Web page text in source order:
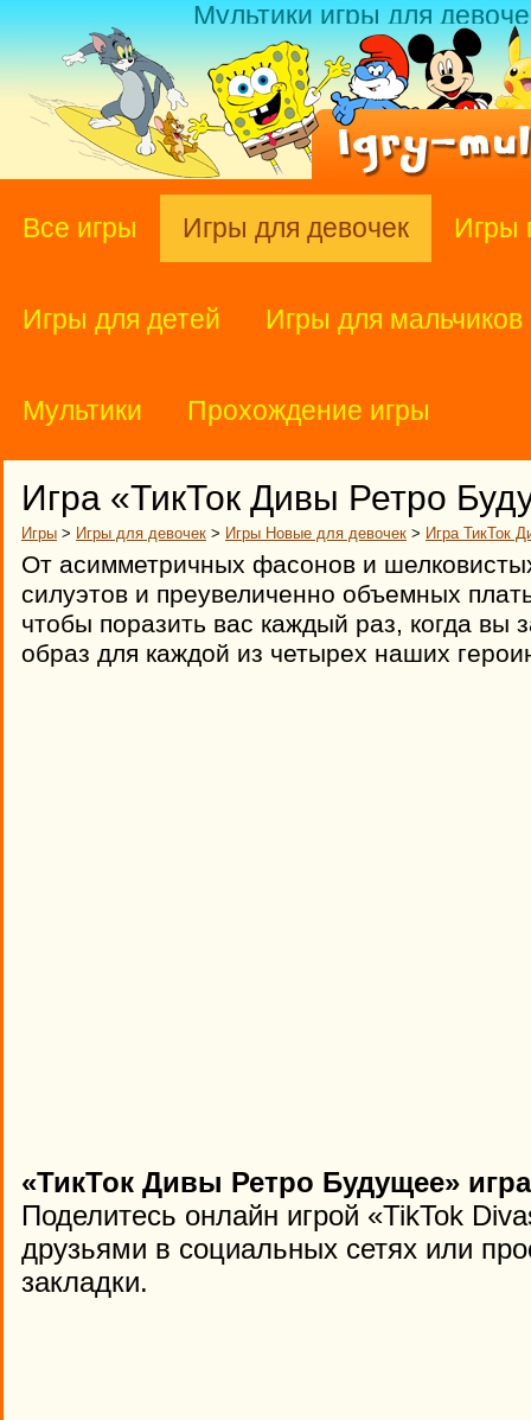
Мультики игры для
Все игры Игры для девочек Игры
Игры для детей Игры для мальчиков
Мультики Прохождение игры
Игра «ТикТок Дивы Ретро
Игры > Игры для девочек > Игры Новые для девочек > Игра ТикТок
От асимметричных фасонов и
силуэтов и преувеличенно объемных
чтобы поразить вас каждый раз, когда вы
образ для каждой из четырех наших
«ТикТок Дивы Ретро Будущее»
Поделитесь онлайн игрой «TikTok
друзьями в социальных сетях или
закладки.